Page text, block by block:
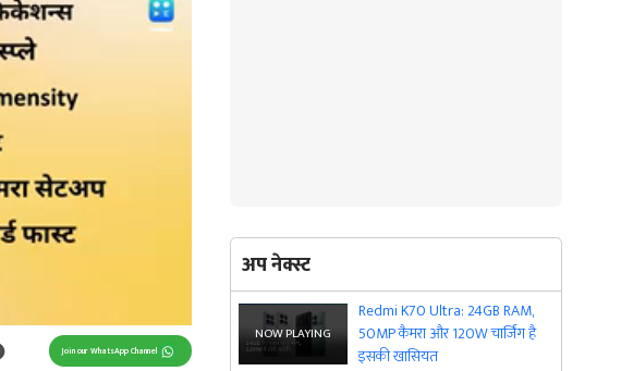
Join our WhatsApp Channel
अप नेक्स्ट
Redmi K70 Ultra: 24GB RAM,
50MP कैमरा और 120W चार्जिंग है
इसकी खासियत